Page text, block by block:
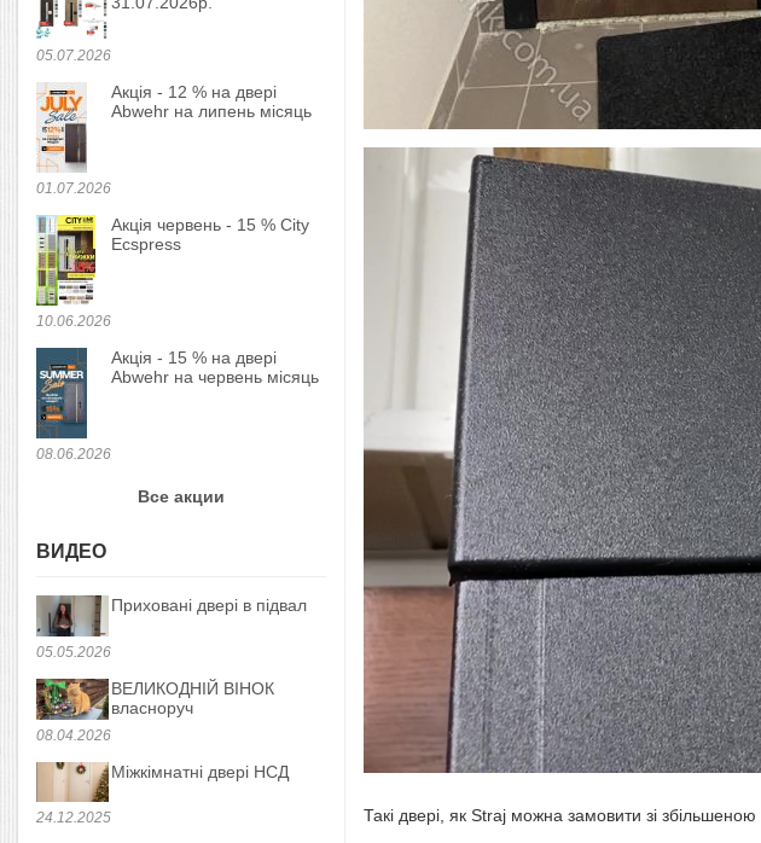
05.07.2026
01.07.2026
Акція - 12 % на двері
Abwehr на липень місяць
10.06.2026
Акція червень - 15 % City
Ecspress
08.06.2026
Акція - 15 % на двері
Abwehr на червень місяць
Все акции
ВИДЕО
05.05.2026
Приховані двері в підвал
08.04.2026
ВЕЛИКОДНІЙ ВІНОК
власноруч
24.12.2025
Міжкімнатні двері НСД
Такі двері, як Straj можна замовити зі